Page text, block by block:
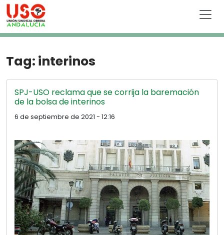
Skip to main content
Tag: interinos
SPJ-USO reclama que se corrija la baremación
de la bolsa de interinos
6 de septiembre de 2021 - 12:16